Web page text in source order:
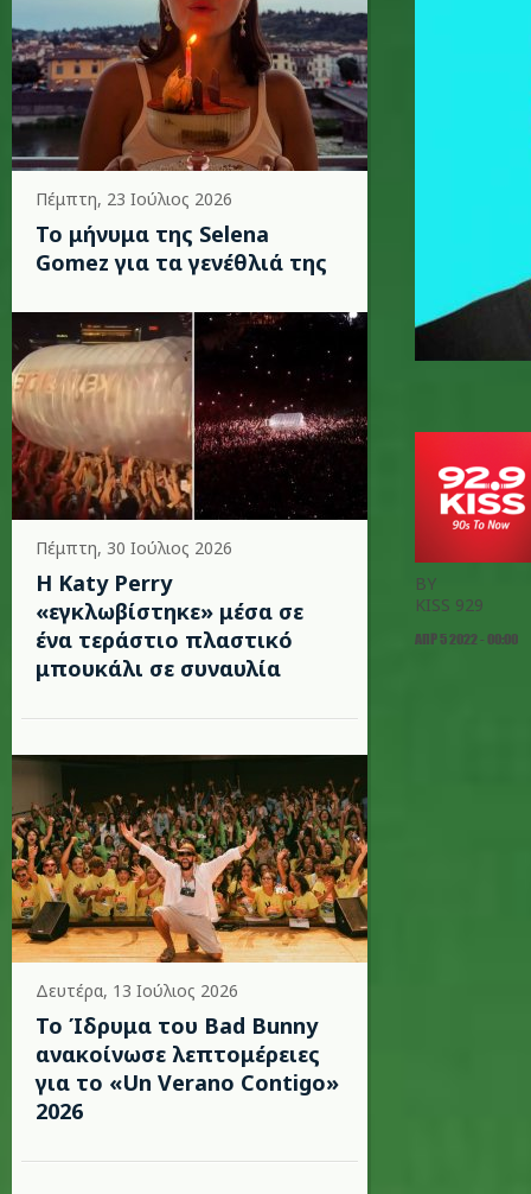
Πέμπτη, 23 Ιούλιος 2026
Το μήνυμα της Selena
Gomez για τα γενέθλιά της
Πέμπτη, 30 Ιούλιος 2026
H Katy Perry
«εγκλωβίστηκε» μέσα σε
ένα τεράστιο πλαστικό
μπουκάλι σε συναυλία
Δευτέρα, 13 Ιούλιος 2026
Το Ίδρυμα του Bad Bunny
ανακοίνωσε λεπτομέρειες
για το «Un Verano Contigo»
2026
BY
KISS 929
ΑΠΡ 5 2022 - 00:00